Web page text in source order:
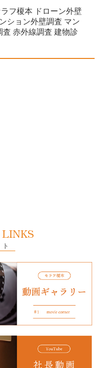
フ榎本 ドローン外壁
ション外壁調査 マン
赤外線調査 建物診